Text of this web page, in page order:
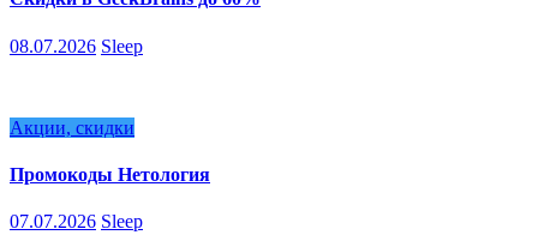
08.07.2026 Sleep
Акции, скидки
Промокоды Нетология
07.07.2026 Sleep